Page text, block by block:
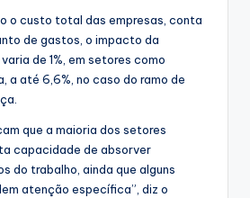
o custo total das empresas, conta
de gastos, o impacto da
de 1%, em setores como
a até 6,6%, no caso do ramo de
que a maioria dos setores
capacidade de absorver
do trabalho, ainda que alguns
atenção específica”, diz o